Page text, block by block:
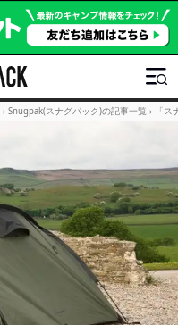
› Snugpak(スナグパック)の記事一覧 › 「